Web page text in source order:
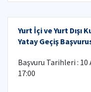
Yurt İçi ve Yurt Dışı
Yatay Geçiş
Başvuru Tarihleri : 10
17:00